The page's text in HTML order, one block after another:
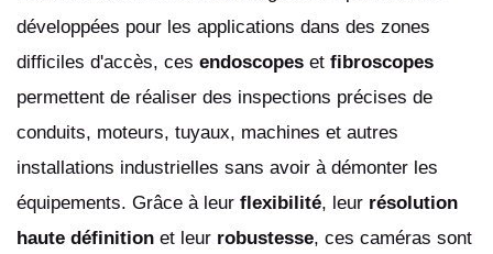
développées pour les applications dans des zones
difficiles d'accès, ces endoscopes et fibroscopes
permettent de réaliser des inspections précises de
conduits, moteurs, tuyaux, machines et autres
installations industrielles sans avoir à démonter les
équipements. Grâce à leur flexibilité, leur résolution
haute définition et leur robustesse, ces caméras sont